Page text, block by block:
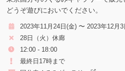
どうぞ遊びにおいでください。
2023年11月24日(金) 〜 2023年12月3
28日（火）休廊
12:00 - 18:00
最終日17時まで